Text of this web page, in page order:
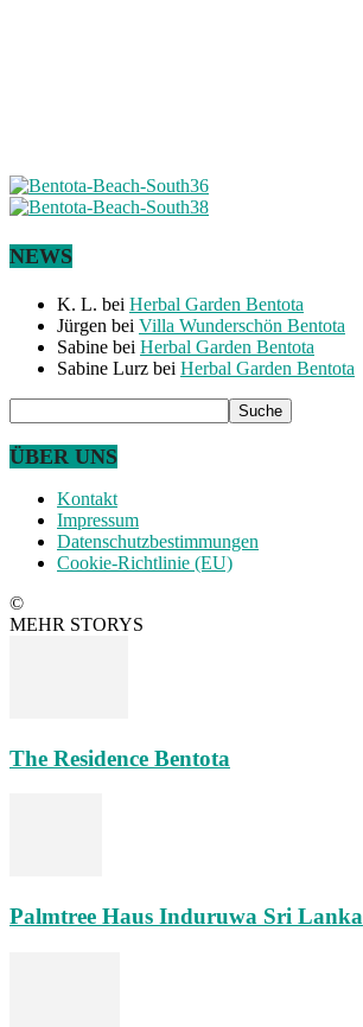
NEWS
K. L. bei Herbal Garden Bentota
Jürgen bei Villa Wunderschön Bentota
Sabine bei Herbal Garden Bentota
Sabine Lurz bei Herbal Garden Bentota
ÜBER UNS
Kontakt
Impressum
Datenschutzbestimmungen
Cookie-Richtlinie (EU)
©
MEHR STORYS
The Residence Bentota
Palmtree Haus Induruwa Sri Lanka